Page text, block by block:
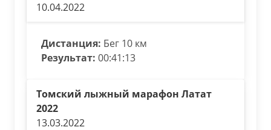
10.04.2022
Дистанция: Бег 10 км
Результат: 00:41:13
Томский лыжный марафон Латат
2022
13.03.2022